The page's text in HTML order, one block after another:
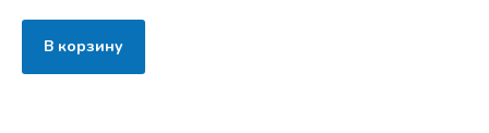
В корзину